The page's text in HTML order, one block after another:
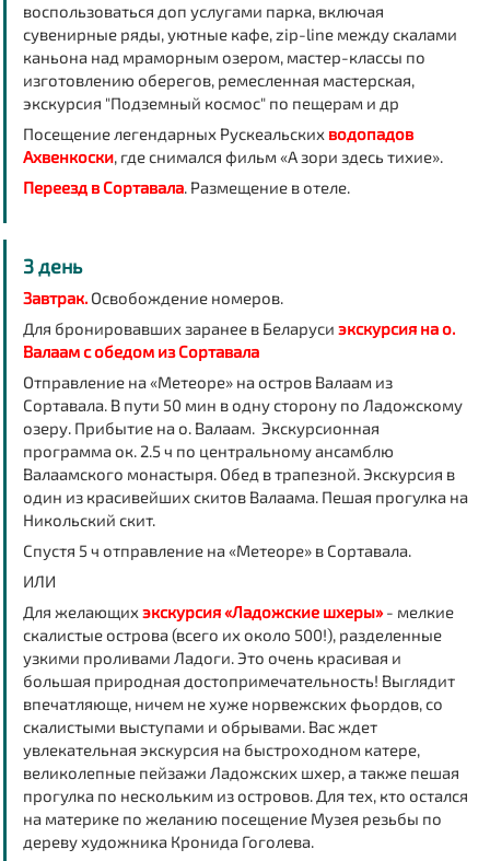
воспользоваться доп услугами парка, включая
сувенирные ряды, уютные кафе, zip-line между скалами
каньона над мраморным озером, мастер-классы по
изготовлению оберегов, ремесленная мастерская,
экскурсия "Подземный космос" по пещерам и др
Посещение легендарных Рускеальских водопадов
Ахвенкоски, где снимался фильм «А зори здесь тихие».
Переезд в Сортавала. Размещение в отеле.
3 день
Завтрак.Освобождение номеров.
Для бронировавших заранее в Беларуси экскурсия на о.
Валаам с обедом из Сортавала
Отправление на «Метеоре» на остров Валаам из
Сортавала. В пути 50 мин в одну сторону по Ладожскому
озеру. Прибытие на о. Валаам. Экскурсионная
программа ок. 2.5 ч по центральному ансамблю
Валаамского монастыря. Обед в трапезной. Экскурсия в
один из красивейших скитов Валаама. Пешая прогулка на
Никольский скит.
Спустя 5 ч отправление на «Метеоре» в Сортавала.
ИЛИ
Для желающих экскурсия «Ладожские шхеры»- мелкие
скалистые острова (всего их около 500!), разделенные
узкими проливами Ладоги. Это очень красивая и
большая природная достопримечательность! Выглядит
впечатляюще, ничем не хуже норвежских фьордов, со
скалистыми выступами и обрывами. Вас ждет
увлекательная экскурсия на быстроходном катере,
великолепные пейзажи Ладожских шхер, а также пешая
прогулка по нескольким из островов. Для тех, кто остался
на материке по желанию посещение Музея резьбы по
дереву художника Кронида Гоголева.